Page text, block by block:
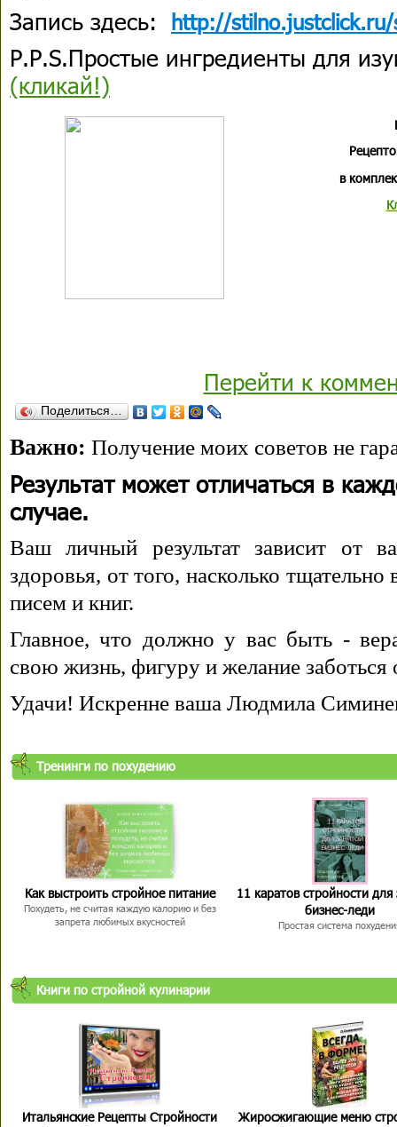
Запись здесь: http://
P.P.S.Простые ингредиенты для
(кликай!)
в
Перейти к
Поделиться…
Важно: Получение моих советов не
Результат может отличаться в
случае.
Ваш личный результат зависит от
здоровья, от того, насколько
писем и книг.
Главное, что должно у вас быть -
свою жизнь, фигуру и желание заботься
Удачи! Искренне ваша Людмила
Тренинги по похудению
Как выстроить стройное питание
Похудеть, не считая каждую калорию и без
запрета любимых вкусностей
11 каратов стройности для
бизнес-леди
Простая система
Книги по стройной кулинарии
Итальянские Рецепты Стройности Жиросжигающие меню